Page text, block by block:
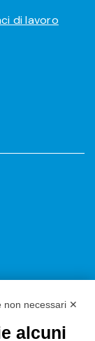
di lavoro
non necessari ✕
alcuni